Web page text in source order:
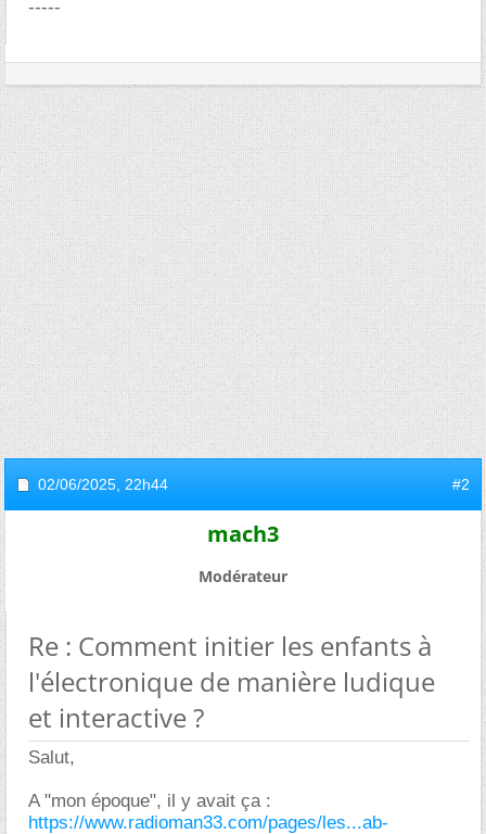
-----
02/06/2025, 22h44 #2
mach3
Modérateur
Re : Comment initier les enfants à
l'électronique de manière ludique
et interactive ?
Salut,
A "mon époque", il y avait ça :
https://www.radioman33.com/pages/les...ab-